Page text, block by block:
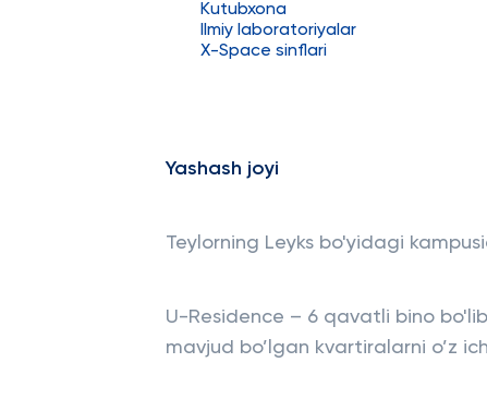
Kutubxona
Ilmiy laboratoriyalar
X-Space sinflari
Yashash joyi
Teylorning Leyks bo'yidagi
U-Residence – 6 qavatli bino
mavjud bo’lgan kvartiralarni o’z